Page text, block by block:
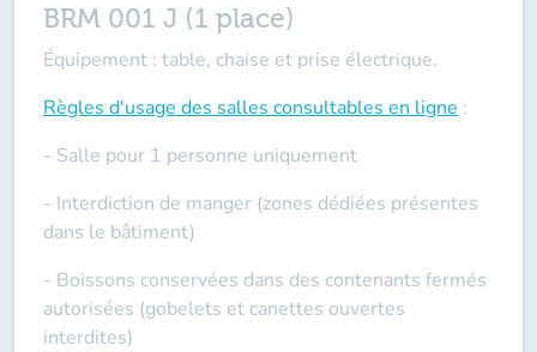
BRM 001 J (1 place)
Équipement : table, chaise et prise électrique.
Règles d'usage des salles consultables en ligne :
- Salle pour 1 personne uniquement
- Interdiction de manger (zones dédiées présentes
dans le bâtiment)
- Boissons conservées dans des contenants fermés
autorisées (gobelets et canettes ouvertes
interdites)